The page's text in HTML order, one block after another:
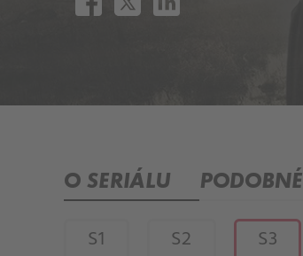
O SERIÁLU PODOBNÉ
S1 S2 S3